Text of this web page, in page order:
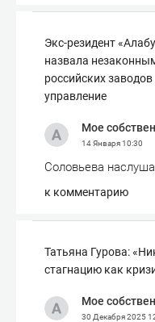
Экс-резидент
назвала
российских
управление
Мое
14 Января10:30
Соловьева
к комментарию
Татьяна Гурова:
стагнацию как
Мое
30 Декабря 2025